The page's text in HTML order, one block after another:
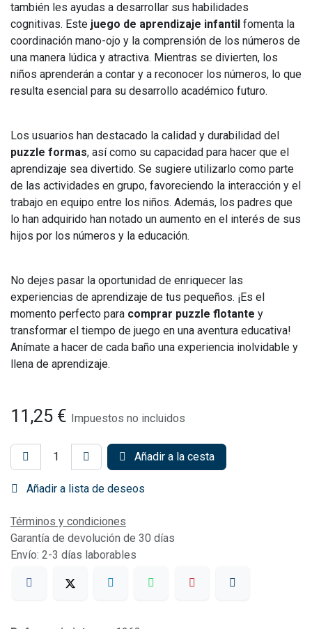
también les ayudas a desarrollar sus habilidades
cognitivas. Este juego de aprendizaje infantil fomenta la
coordinación mano-ojo y la comprensión de los números de
una manera lúdica y atractiva. Mientras se divierten, los
niños aprenderán a contar y a reconocer los números, lo que
resulta esencial para su desarrollo académico futuro.
Los usuarios han destacado la calidad y durabilidad del
puzzle formas, así como su capacidad para hacer que el
aprendizaje sea divertido. Se sugiere utilizarlo como parte
de las actividades en grupo, favoreciendo la interacción y el
trabajo en equipo entre los niños. Además, los padres que
lo han adquirido han notado un aumento en el interés de sus
hijos por los números y la educación.
No dejes pasar la oportunidad de enriquecer las
experiencias de aprendizaje de tus pequeños. ¡Es el
momento perfecto para comprar puzzle flotante y
transformar el tiempo de juego en una aventura educativa!
Anímate a hacer de cada baño una experiencia inolvidable y
llena de aprendizaje.
11,25 € Impuestos no incluidos
Añadir a la cesta
Añadir a lista de deseos
Términos y condiciones
Garantía de devolución de 30 días
Envío: 2-3 días laborables